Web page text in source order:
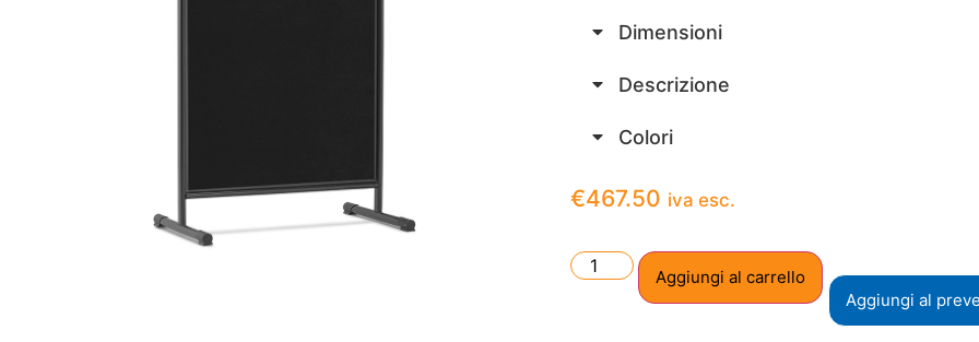
Dimensioni
Descrizione
Colori
€467.50 iva esc.
Aggiungi al carrello
Aggiungi al